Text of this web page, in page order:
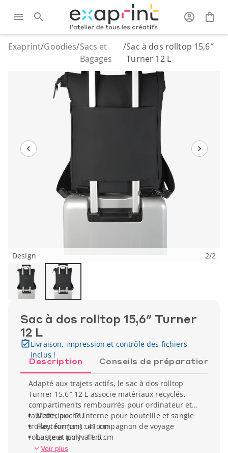
Exaprint/Goodies/Sacs et
Bagages
/Sac à dos rolltop 15,6″
Turner 12 L
Design 2/2
Sac à dos rolltop 15,6″ Turner
12 L
Livraison, impression et contrôle des fichiers
inclus !
Description Conseils de préparation
Adapté aux trajets actifs, le sac à dos rolltop
Turner 15,6″ 12 L associe matériaux recyclés,
compartiments rembourrés pour ordinateur et
tablette, poche interne pour bouteille et sangle
trolley, formant un compagnon de voyage
robuste et polyvalent.
Matériau : PU
Hauteur (cm) : 41 cm
Largeur (cm) : 11,5 cm
Profondeur (cm) : 30,5 cm
Voir plus